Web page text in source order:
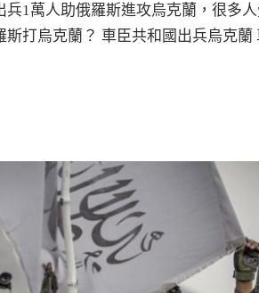
1萬人助俄羅斯進攻烏克蘭，很多
打烏克蘭？ 車臣共和國出兵烏克蘭